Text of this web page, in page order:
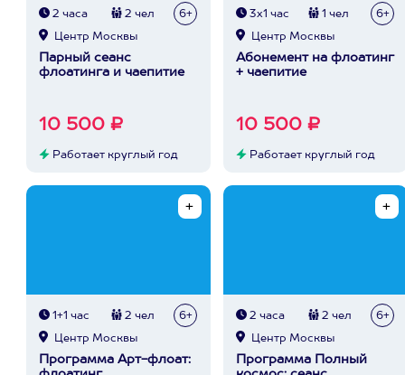
2 часа 2 чел 6+
Центр Москвы
Парный сеанс
флоатинга и чаепитие
10 500 ₽
Работает круглый год
3х1 час 1 чел 6+
Центр Москвы
Абонемент на флоатинг
+ чаепитие
10 500 ₽
Работает круглый год
1+1 час 2 чел 6+
Центр Москвы
Программа Арт-флоат:
2 часа 2 чел 6+
Центр Москвы
Программа Полный